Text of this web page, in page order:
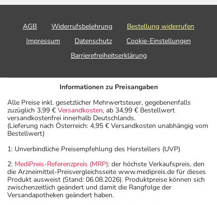
AGB Widerrufsbelehrung
Bestellung widerrufen
Impressum
Datenschutz
Cookie-Einstellungen
Barrierefreiheitserklärung
Informationen zu Preisangaben
Alle Preise inkl. gesetzlicher Mehrwertsteuer, gegebenenfalls
zuzüglich 3,99 € Versandkosten, ab 34,99 € Bestellwert
versandkostenfrei innerhalb Deutschlands.
(Lieferung nach Österreich: 4,95 € Versandkosten unabhängig vom
Bestellwert)
1: Unverbindliche Preisempfehlung des Herstellers (UVP)
2: MediPreis-Referenzpreis (MRP): der höchste Verkaufspreis, den
die Arzneimittel-Preisvergleichsseite www.medipreis.de für dieses
Produkt ausweist (Stand: 06.08.2026). Produktpreise können sich
zwischenzeitlich geändert und damit die Rangfolge der
Versandapotheken geändert haben.